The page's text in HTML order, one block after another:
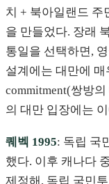
치 + 북아일랜드 주
을 만들었다. 장래
통일을 선택하면,
설계에는 대만에
commitment(쌍방
의 대만 입장에는
퀘벡 1995: 독립 국
했다. 이후 캐나다
제정해, 독립 국민